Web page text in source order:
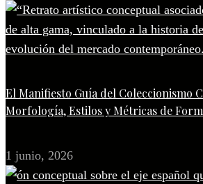
El Manifiesto Guía del Coleccionismo
Morfología, Estilos y Métricas de
1 junio, 2026